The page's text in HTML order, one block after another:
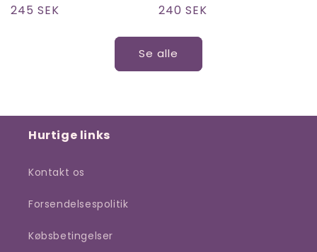
Normalpris
245 SEK Normalpris
240 SEK
Se alle
Hurtige links
Kontakt os
Forsendelsespolitik
Købsbetingelser